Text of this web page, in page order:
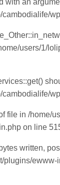
an
users/1/
file in /
on line
written,